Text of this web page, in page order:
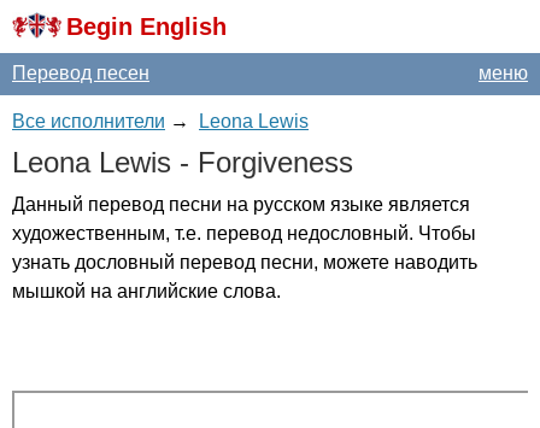
Begin English
меню
Перевод песен
Все исполнители → Leona Lewis
Leona Lewis - Forgiveness
Данный перевод песни на русском языке является
художественным, т.е. перевод недословный. Чтобы
узнать дословный перевод песни, можете наводить
мышкой на английские слова.